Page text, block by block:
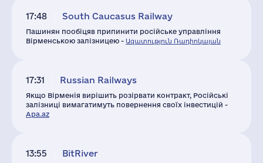
17:48 South Caucasus Railway
Пашинян пообіцяв припинити російське управління
Вірменською залізницею - Ազատություն Ռադիոկայան
17:31 Russian Railways
Якщо Вірменія вирішить розірвати контракт, Російські
залізниці вимагатимуть повернення своїх інвестицій -
Apa.az
13:55 BitRiver